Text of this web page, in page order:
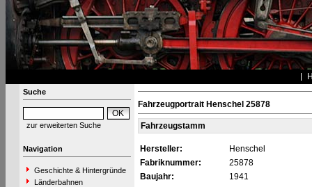
Suche
zur erweiterten Suche
Navigation
Geschichte & Hintergründe
Länderbahnen
Fahrzeugportrait Henschel 25878
Fahrzeugstamm
Hersteller:
Henschel
Fabriknummer:
25878
Baujahr:
1941